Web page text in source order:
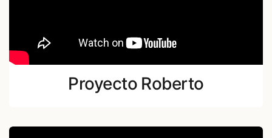
Proyecto Roberto